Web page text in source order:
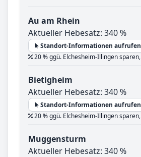
Au am Rhein
Aktueller Hebesatz: 340 %
Standort-Informationen aufrufen
20 % ggü. Elchesheim-Illingen sparen,
Bietigheim
Aktueller Hebesatz: 340 %
Standort-Informationen aufrufen
20 % ggü. Elchesheim-Illingen sparen,
Muggensturm
Aktueller Hebesatz: 340 %